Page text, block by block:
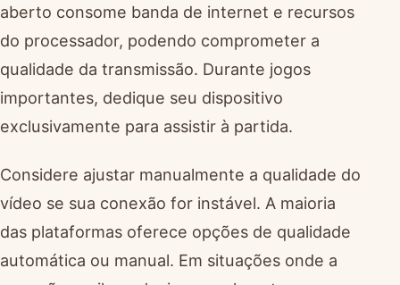
aberto consome banda de internet e recursos
do processador, podendo comprometer a
qualidade da transmissão. Durante jogos
importantes, dedique seu dispositivo
exclusivamente para assistir à partida.
Considere ajustar manualmente a qualidade do
vídeo se sua conexão for instável. A maioria
das plataformas oferece opções de qualidade
automática ou manual. Em situações onde a